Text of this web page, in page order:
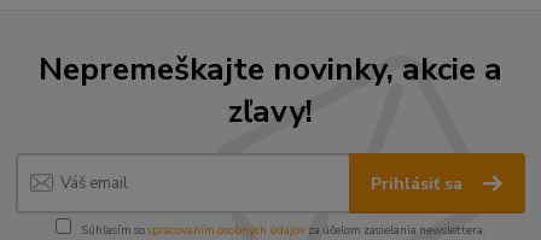
Nepremeškajte novinky, akcie a
zľavy!
Prihlásiť sa
Súhlasím sospracovaním osobných údajov za účelom zasielania newslettera.